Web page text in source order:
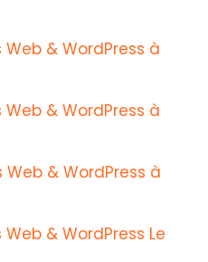
& WordPress à
& WordPress à
& WordPress à
& WordPress Le